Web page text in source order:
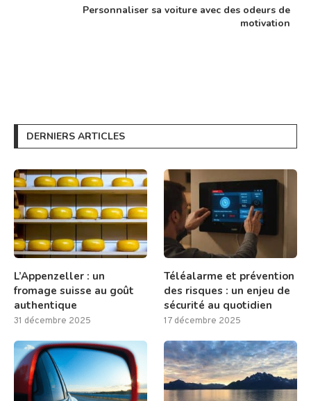
Personnaliser sa voiture avec des odeurs de
motivation
DERNIERS ARTICLES
L’Appenzeller : un
fromage suisse au goût
authentique
31 décembre 2025
Téléalarme et prévention
des risques : un enjeu de
sécurité au quotidien
17 décembre 2025